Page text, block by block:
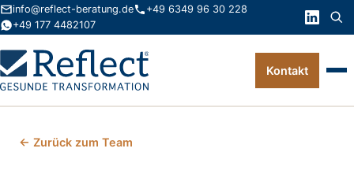
info@reflect-beratung.de
+49 6349 96 30 228
+49 177 4482107
Kontakt
← Zurück zum Team